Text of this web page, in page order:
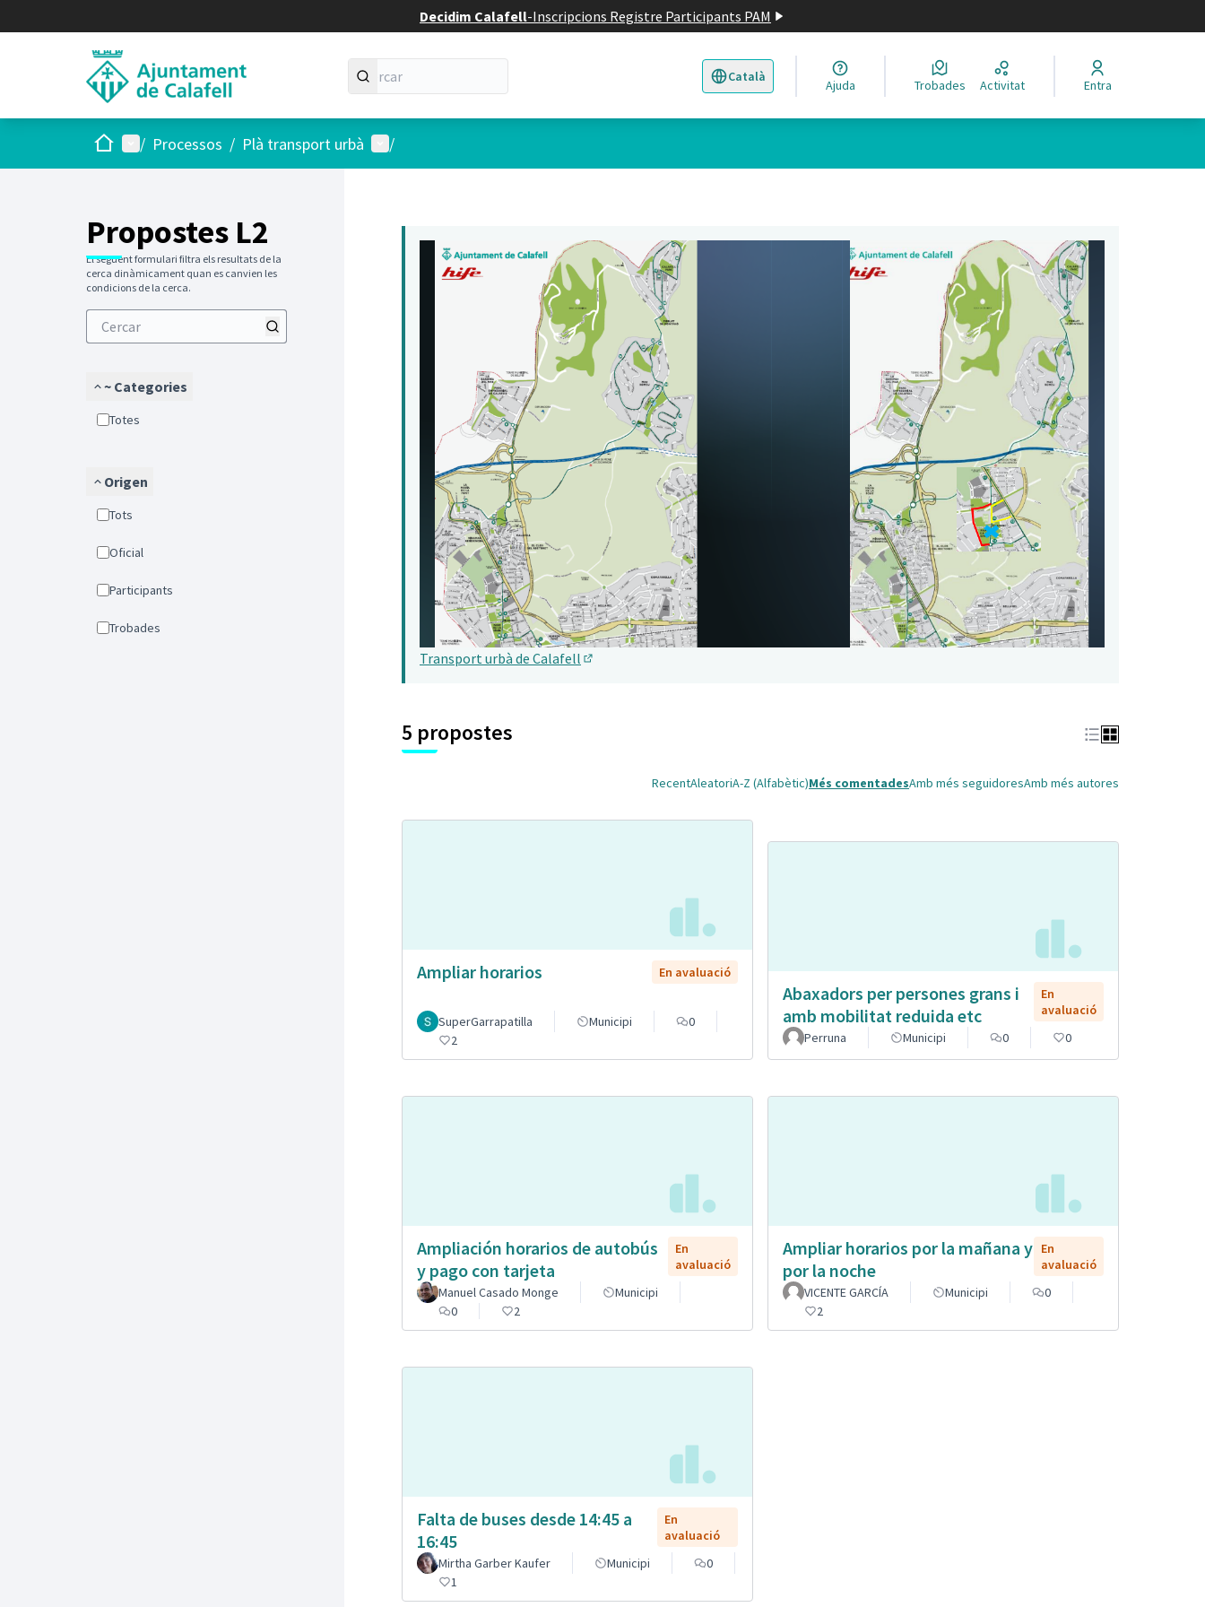
Decidim Calafell-Inscripcions Registre Participants PAM
Català
Triar la llengua Elegir el idioma
Ajuda Trobades Activitat Entra
Inici Menú principal
/ Processos / Plà transport urbà Menú d'usuari
/
Propostes L2
El següent formulari filtra els resultats de la
cerca dinàmicament quan es canvien les
condicions de la cerca.
~ Categories
Totes
Origen
Tots
Oficial
Participants
Trobades
Transport urbà de Calafell
5 propostes
RecentAleatoriA-Z (Alfabètic)Més comentadesAmb més seguidoresAmb més autores
Ampliar horarios En avaluació
SuperGarrapatilla Municipi
0
2
Abaxadors per persones grans i
amb mobilitat reduida etc
En
avaluació
Perruna
Municipi 0 0
Ampliación horarios de autobús
y pago con tarjeta
En
avaluació
Manuel Casado Monge
Municipi
0
2
Ampliar horarios por la mañana y
por la noche
En
avaluació
VICENTE GARCÍA
Municipi
0
2
Falta de buses desde 14:45 a
16:45
En
avaluació
Mirtha Garber Kaufer
Municipi
0
1